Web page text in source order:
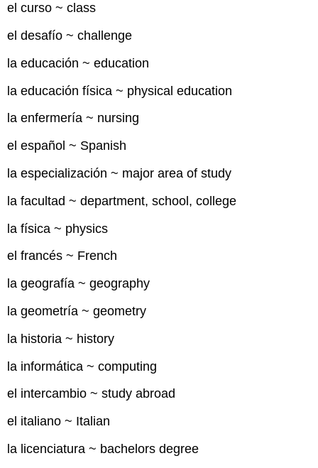
el curso ~ class
el desafío ~ challenge
la educación ~ education
la educación física ~ physical education
la enfermería ~ nursing
el español ~ Spanish
la especialización ~ major area of study
la facultad ~ department, school, college
la física ~ physics
el francés ~ French
la geografía ~ geography
la geometría ~ geometry
la historia ~ history
la informática ~ computing
el intercambio ~ study abroad
el italiano ~ Italian
la licenciatura ~ bachelors degree